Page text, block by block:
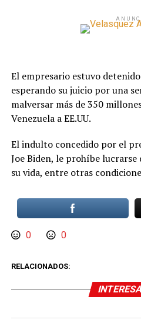
El empresario estuvo
esperando su juicio por una
malversar más de 350
Venezuela a EE.UU.
El indulto concedido por el
Joe Biden, le prohíbe
su vida, entre otras
0 0
RELACIONADOS: